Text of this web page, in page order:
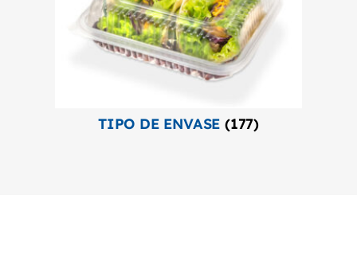
TIPO DE ENVASE (177)